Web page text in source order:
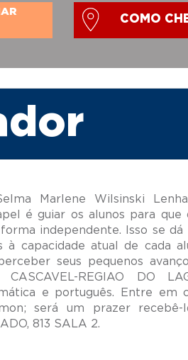
COMO
Marlene Wilsinski
é guiar os alunos para que
independente. Isso se
à capacidade atual de cada
seus pequenos
REGIAO DO
e português. Entre em
será um prazer recebê-